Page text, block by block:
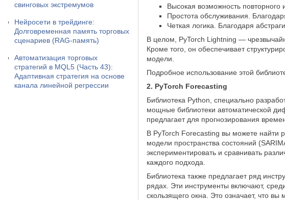
свинговых экстремумов
Нейросети в трейдинге:
Долговременная память торговых
сценариев (RAG-память)
Автоматизация торговых
стратегий в MQL5 (Часть 43):
Адаптивная стратегия на основе
канала линейной регрессии
Высокая возможность повторного
Простота обслуживания.
Четкая логика. Благодаря
В целом, PyTorch Lightning —
Кроме того, он обеспечивает
модели.
Подробное использование этой
2. PyTorch Forecasting
Библиотека Python, специально
мощные библиотеки автоматической
предлагает для прогнозирования
В PyTorch Forecasting вы можете найти
модели пространства состояний
экспериментировать и сравнивать
каждого подхода.
Библиотека также предлагает ряд
рядах. Эти инструменты включают,
скользящего окна. Это означает, что